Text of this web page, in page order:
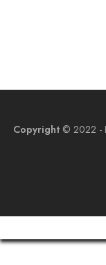
Copyright© 2022 -